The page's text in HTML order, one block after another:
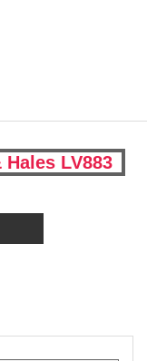
LV883